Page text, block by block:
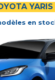
YARIS
s en